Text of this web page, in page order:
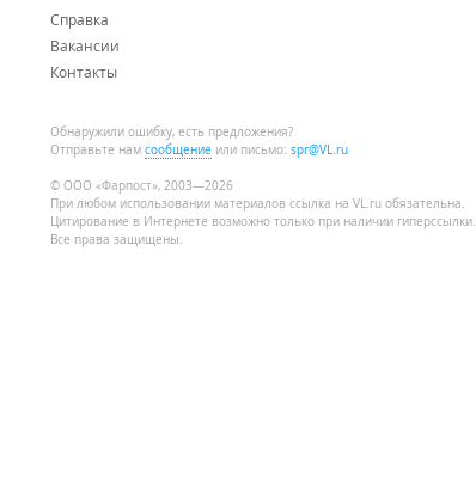
Справка
Вакансии
Контакты
Обнаружили ошибку, есть предложения?
Отправьте нам сообщение или письмо: spr@VL.ru
© ООО «Фарпост», 2003—2026
При любом использовании материалов ссылка на VL.ru обязательна.
Цитирование в Интернете возможно только при наличии гиперссылки.
Все права защищены.